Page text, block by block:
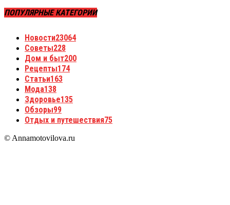
ПОПУЛЯРНЫЕ КАТЕГОРИИ
Новости23064
Советы228
Дом и быт200
Рецепты174
Статьи163
Мода138
Здоровье135
Обзоры99
Отдых и путешествия75
© Annamotovilova.ru